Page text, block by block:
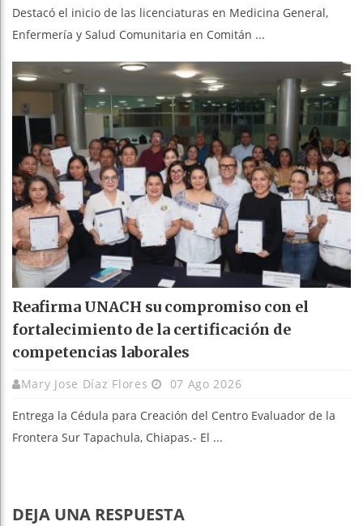
Destacó el inicio de las licenciaturas en Medicina General,
Enfermería y Salud Comunitaria en Comitán ...
Reafirma UNACH su compromiso con el
fortalecimiento de la certificación de
competencias laborales
Mary Jose Díaz Flores 07 Ago 2026
Entrega la Cédula para Creación del Centro Evaluador de la
Frontera Sur Tapachula, Chiapas.- El ...
DEJA UNA RESPUESTA